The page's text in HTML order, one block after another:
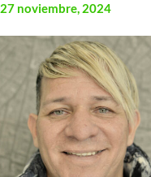
27 noviembre, 2024